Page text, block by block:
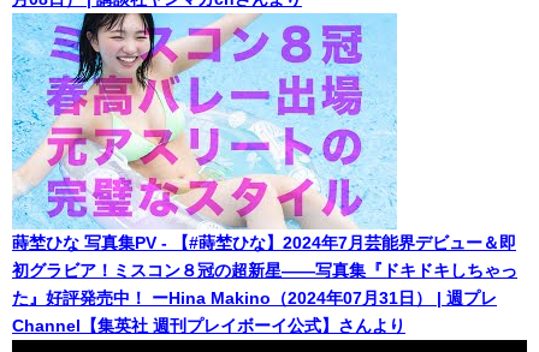
蒔埜ひな 写真集PV - 【#蒔埜ひな】2024年7月芸能界デビュー＆即
初グラビア！ミスコン８冠の超新星――写真集『ドキドキしちゃっ
た』好評発売中！ ーHina Makino（2024年07月31日） | 週プレ
Channel【集英社 週刊プレイボーイ公式】さんより